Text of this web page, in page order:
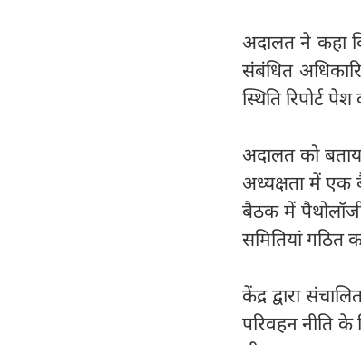
अदालत ने कहा
संबंधित
स्थिति रिपोर्ट
अदालत को
अध्यक्षता में एक
बैठक में
समितियां गठित
केंद्र द्वारा
परिवहन नीति के